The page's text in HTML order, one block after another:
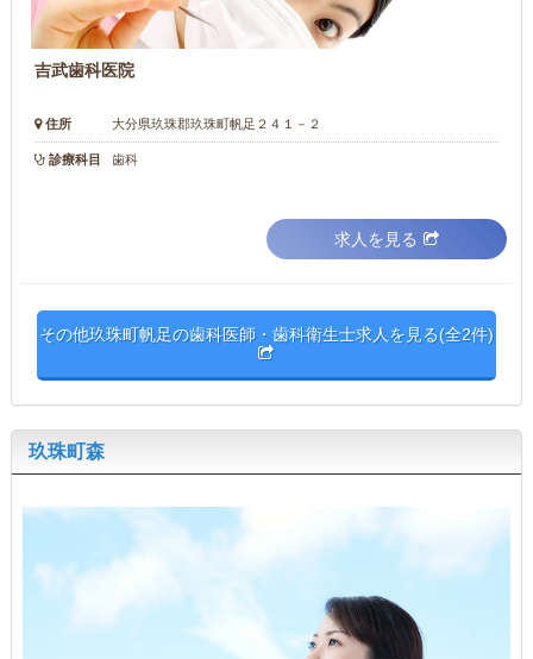
吉武歯科医院
住所 大分県玖珠郡玖珠町帆足２４１－２
診療科目 歯科
求人を見る
その他玖珠町帆足の歯科医師・歯科衛生士求人を見る(全2件)
玖珠町森